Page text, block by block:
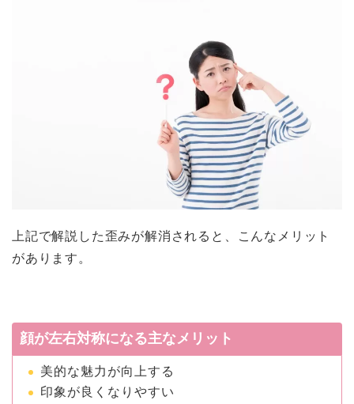
上記で解説した歪みが解消されると、こんなメリット
があります。
顔が左右対称になる主なメリット
美的な魅力が向上する
印象が良くなりやすい